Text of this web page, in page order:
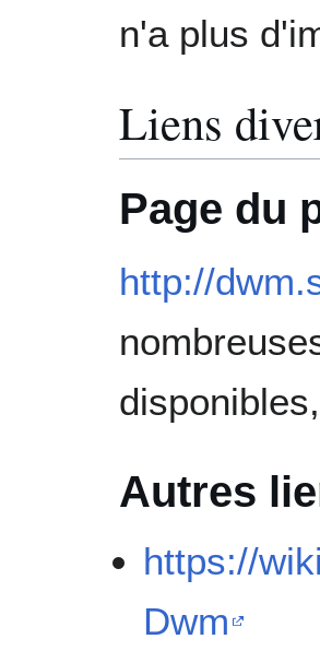
n'a plus
Liens
Page du
http://
Autres
https://
Dwm